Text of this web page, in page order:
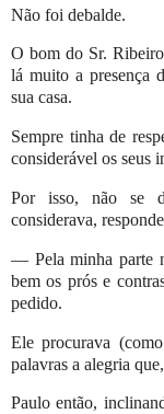
Não foi debalde.
O bom do Sr.
lá muito a presença
sua casa.
Sempre tinha de
considerável os seus
Por isso, não se
considerava,
— Pela minha parte
bem os prós e
pedido.
Ele procurava
palavras a alegria
Paulo então,